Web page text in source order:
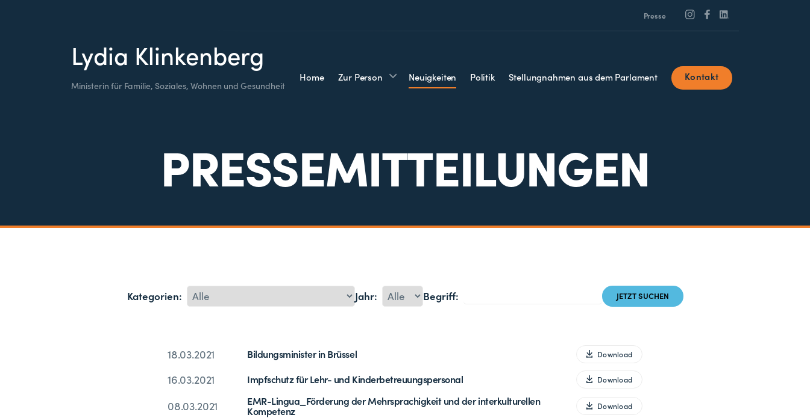
Presse
Lydia Klinkenberg
Ministerin für Familie, Soziales, Wohnen und Gesundheit
Home Zur Person Neuigkeiten Politik Stellungnahmen aus dem Parlament Kontakt
PRESSEMITTEILUNGEN
Kategorien: Jahr: Begriff:
18.03.2021 Bildungsminister in Brüssel Download
16.03.2021 Impfschutz für Lehr- und Kinderbetreuungspersonal Download
08.03.2021 EMR-Lingua_Förderung der Mehrsprachigkeit und der interkulturellen
Kompetenz Download